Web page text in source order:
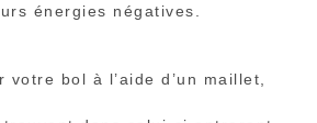
énergies négatives.
votre bol à l’aide d’un maillet,